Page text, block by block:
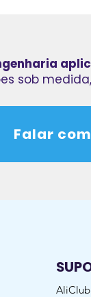
sob
Falar
AliClub